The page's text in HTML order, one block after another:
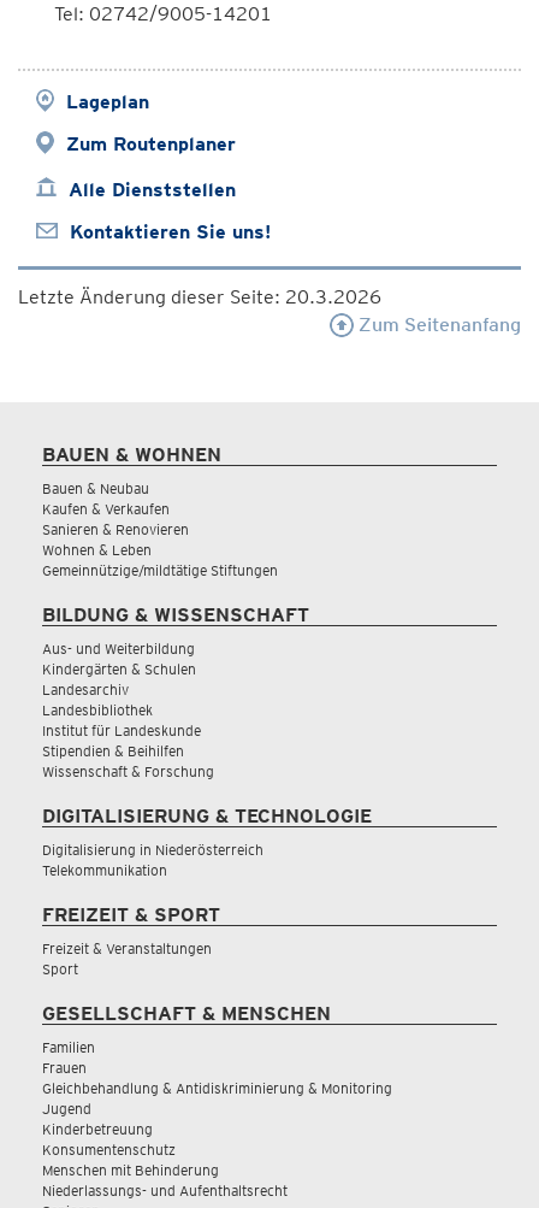
Tel: 02742/9005-14201
Lageplan
Zum Routenplaner
Alle Dienststellen
Kontaktieren Sie uns!
Letzte Änderung dieser Seite: 20.3.2026
Zum Seitenanfang
BAUEN & WOHNEN
Bauen & Neubau
Kaufen & Verkaufen
Sanieren & Renovieren
Wohnen & Leben
Gemeinnützige/mildtätige Stiftungen
BILDUNG & WISSENSCHAFT
Aus- und Weiterbildung
Kindergärten & Schulen
Landesarchiv
Landesbibliothek
Institut für Landeskunde
Stipendien & Beihilfen
Wissenschaft & Forschung
DIGITALISIERUNG & TECHNOLOGIE
Digitalisierung in Niederösterreich
Telekommunikation
FREIZEIT & SPORT
Freizeit & Veranstaltungen
Sport
GESELLSCHAFT & MENSCHEN
Familien
Frauen
Gleichbehandlung & Antidiskriminierung & Monitoring
Jugend
Kinderbetreuung
Konsumentenschutz
Menschen mit Behinderung
Niederlassungs- und Aufenthaltsrecht